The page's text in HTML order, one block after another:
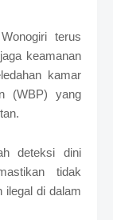
terus
keamanan
kamar
(WBP) yang
deteksi dini
tidak
ilegal di dalam